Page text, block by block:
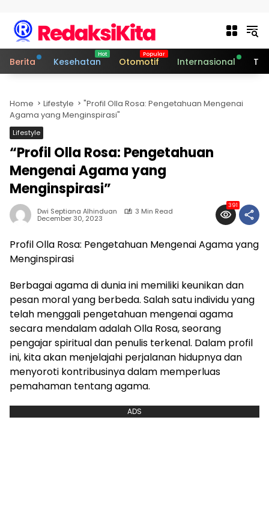
Berita Kesehatan Otomotif Internasional
Home Lifestyle
"Profil Olla Rosa: Pengetahuan Mengenai
Agama yang Menginspirasi"
Lifestyle
“Profil Olla Rosa: Pengetahuan
Mengenai Agama yang
Menginspirasi”
Dwi Septiana Alhinduan 3 Min Read
December 30, 2023
391
Profil Olla Rosa: Pengetahuan Mengenai Agama yang
Menginspirasi
Berbagai agama di dunia ini memiliki keunikan dan
pesan moral yang berbeda. Salah satu individu yang
telah menggali pengetahuan mengenai agama
secara mendalam adalah Olla Rosa, seorang
pengajar spiritual dan penulis terkenal. Dalam profil
ini, kita akan menjelajahi perjalanan hidupnya dan
menyoroti kontribusinya dalam memperluas
pemahaman tentang agama.
ADS